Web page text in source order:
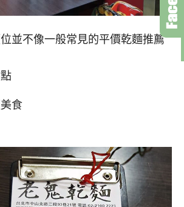
並不像一般常見的平價乾麵推薦
食